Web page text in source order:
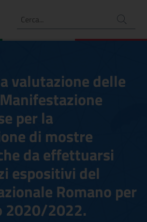
Ricerca
valutazione delle
per la
di mostre
da effettuarsi
espositivi del
Romano per
2020/2022.